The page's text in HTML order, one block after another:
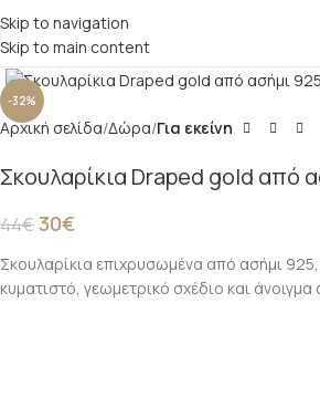
Skip to navigation
Skip to main content
-32%
Click to enlarge
Αρχική σελίδα Δώρα Για εκείνη
Σκουλαρίκια Draped gold από
44€30€
Σκουλαρίκια επιχρυσωμένα από ασήμι
κυματιστό, γεωμετρικό σχέδιο και